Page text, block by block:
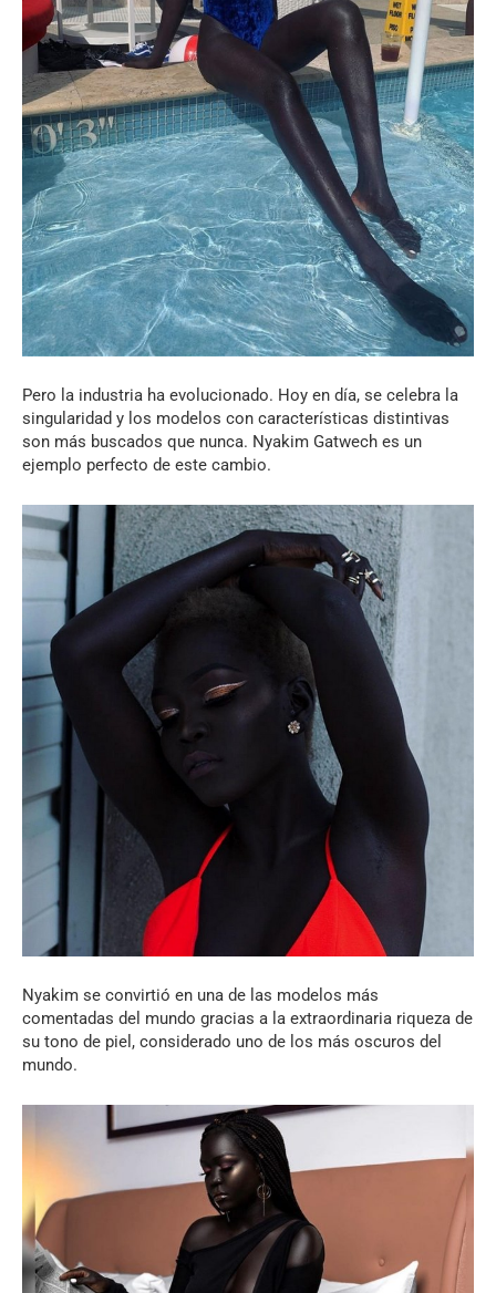
Pero la industria ha evolucionado. Hoy en día, se celebra la
singularidad y los modelos con características distintivas
son más buscados que nunca. Nyakim Gatwech es un
ejemplo perfecto de este cambio.
Nyakim se convirtió en una de las modelos más
comentadas del mundo gracias a la extraordinaria riqueza de
su tono de piel, considerado uno de los más oscuros del
mundo.